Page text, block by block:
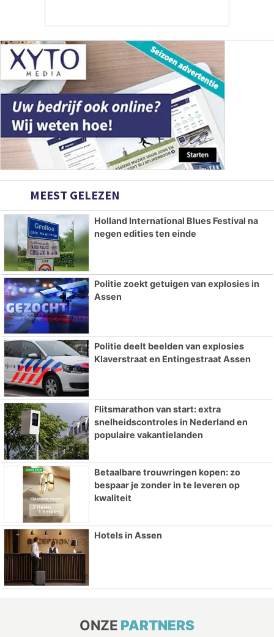
MEEST GELEZEN
Holland International Blues Festival na
negen edities ten einde
Politie zoekt getuigen van explosies in
Assen
Politie deelt beelden van explosies
Klaverstraat en Entingestraat Assen
Flitsmarathon van start: extra
snelheidscontroles in Nederland en
populaire vakantielanden
Betaalbare trouwringen kopen: zo
bespaar je zonder in te leveren op
kwaliteit
Hotels in Assen
ONZE PARTNERS